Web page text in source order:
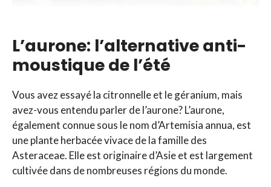
L’aurone: l’alternative anti-
moustique de l’été
Vous avez essayé la citronnelle et le géranium, mais
avez-vous entendu parler de l’aurone? L’aurone,
également connue sous le nom d’Artemisia annua, est
une plante herbacée vivace de la famille des
Asteraceae. Elle est originaire d’Asie et est largement
cultivée dans de nombreuses régions du monde.